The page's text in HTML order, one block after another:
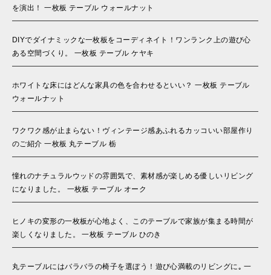
を演出！ 一枚板 テーブル ウォールナット
DIYでダイナミックな一枚板をコーディネイト！ワンランク上の遊び心
ある空間づくり。 一枚板 テーブル ケヤキ
ホワイトな床にはどんな家具の色を合わせるといい？ 一枚板 テーブル
ウォールナット
ワクワク感が止まらない！ヴィンテージ感あふれるカッコいい部屋作り
のご紹介 一枚板 丸テーブル 栃
憧れのナチュラルウッドの雰囲気で、素材感が楽しめる優しいリビング
になりました。 一枚板 テーブル オーク
ヒノキの変形の一枚板が心地よく、このテーブルで家族が集まる時間が
楽しくなりました。 一枚板 テーブル ひのき
丸テーブルにはバラバラの椅子を選ぼう！遊び心満載のリビングに｡ 一